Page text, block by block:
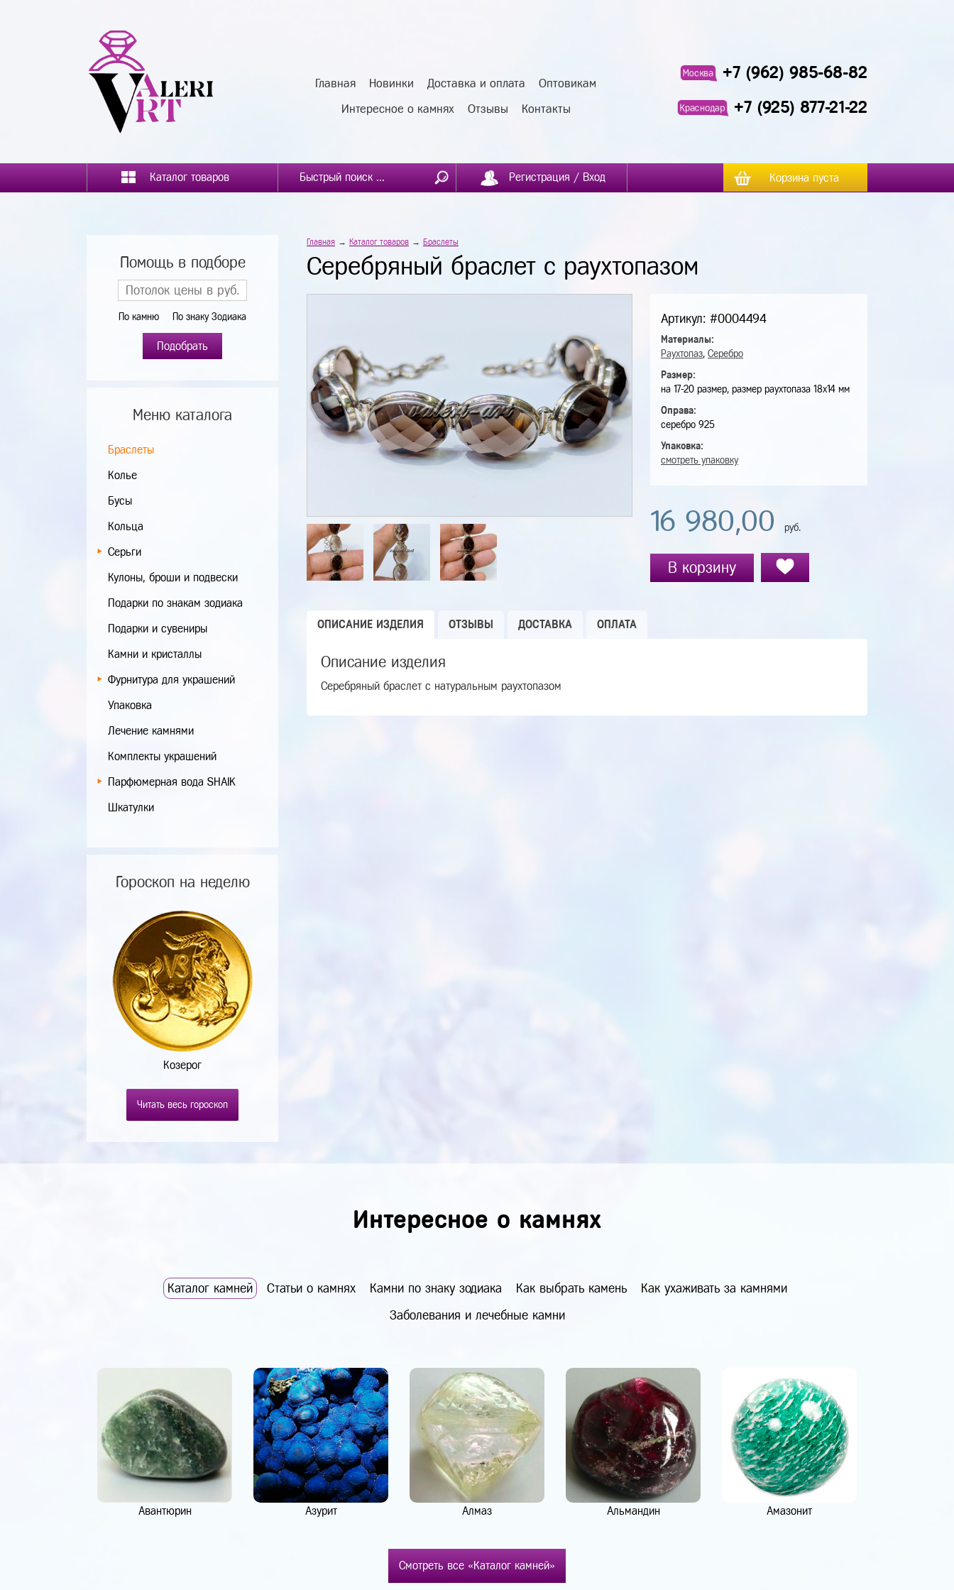
Главная Новинки Доставка и оплата Оптовикам
Интересное о камнях Отзывы Контакты
Москва +7 (962) 985-68-82
Краснодар +7 (925) 877-21-22
Каталог товаров Регистрация / Вход Корзина пуста
Помощь в подборе
По камню По знаку Зодиака
Подобрать
Меню каталога
Браслеты
Колье
Бусы
Кольца
Серьги
Кулоны, броши и подвески
Подарки по знакам зодиака
Подарки и сувениры
Камни и кристаллы
Фурнитура для украшений
Упаковка
Лечение камнями
Комплекты украшений
Парфюмерная вода SHAIK
Шкатулки
Гороскоп на неделю
Козерог
Читать весь гороскоп
Главная → Каталог товаров → Браслеты
Серебряный браслет с раухтопазом
Артикул: #0004494
Материалы:
Раухтопаз, Серебро
Размер:
на 17-20 размер, размер раухтопаза 18х14 мм
Оправа:
серебро 925
Упаковка:
смотреть упаковку
16 980,00 руб.
В корзину
ОПИСАНИЕ ИЗДЕЛИЯ ОТЗЫВЫ ДОСТАВКА ОПЛАТА
Описание изделия
Серебряный браслет с натуральным раухтопазом
Интересное о камнях
Каталог камней Статьи о камнях Камни по знаку зодиака Как выбрать камень Как ухаживать за камнями
Заболевания и лечебные камни
Авантюрин Азурит Алмаз Альмандин Амазонит
Смотреть все «Каталог камней»